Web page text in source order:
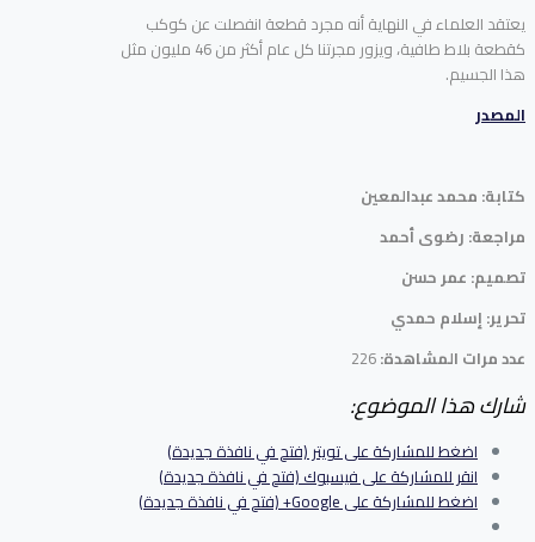
يعتقد العلماء في النهاية أنه مجرد قطعة انفصلت عن كوكب
كقطعة بلاط طافية، ويزور مجرتنا كل عام أكثر من 46 مليون مثل
هذا الجسيم.
المصدر
كتابة: محمد عبدالمعين
مراجعة: رضوى أحمد
تصميم: عمر حسن
تحرير: إسلام حمدي
عدد مرات المشاهدة:226
شارك هذا الموضوع:
اضغط للمشاركة على تويتر (فتح في نافذة جديدة)
انقر للمشاركة على فيسبوك (فتح في نافذة جديدة)
اضغط للمشاركة على Google+ (فتح في نافذة جديدة)